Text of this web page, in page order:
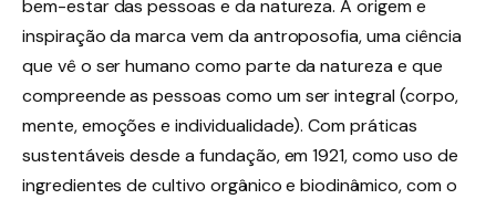
bem-estar das pessoas e da natureza. A origem e
inspiração da marca vem da antroposofia, uma ciência
que vê o ser humano como parte da natureza e que
compreende as pessoas como um ser integral (corpo,
mente, emoções e individualidade). Com práticas
sustentáveis desde a fundação, em 1921, como uso de
ingredientes de cultivo orgânico e biodinâmico, com o